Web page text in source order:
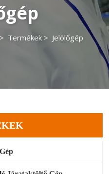
> Termékek > Jelölőgép